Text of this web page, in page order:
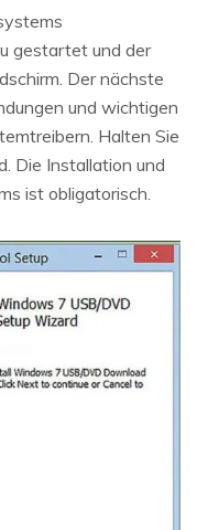
gestartet und der
Der nächste
und wichtigen
Halten Sie
Die Installation und
ist obligatorisch.